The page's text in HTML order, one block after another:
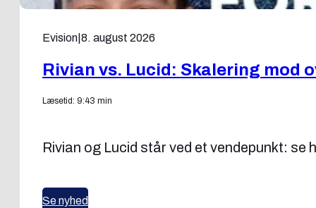
Evision 8. august 2026
Rivian vs. Lucid: Skalering mod
Læsetid: 9:43 min
Rivian og Lucid står ved et vendepunkt:
Se nyhed